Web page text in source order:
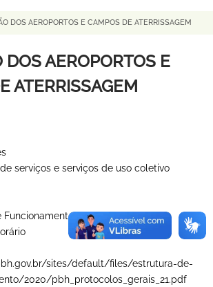
DOS AEROPORTOS E CAMPOS DE ATERRISSAGEM
DOS AEROPORTOS E
ATERRISSAGEM
serviços e serviços de uso coletivo
(Long)
sites/default/files/estrutura-de-
2020/pbh_protocolos_gerais_21.pdf